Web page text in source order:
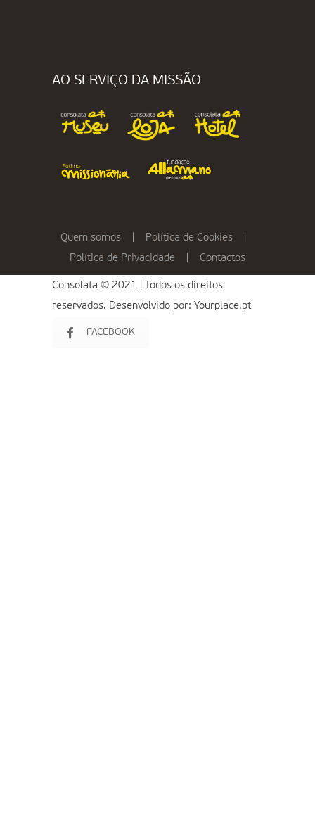
AO SERVIÇO DA MISSÃO
Quem somos Política de Cookies
Política de Privacidade
Contactos
Consolata © 2021 | Todos os direitos
reservados. Desenvolvido por: Yourplace.pt
FACEBOOK